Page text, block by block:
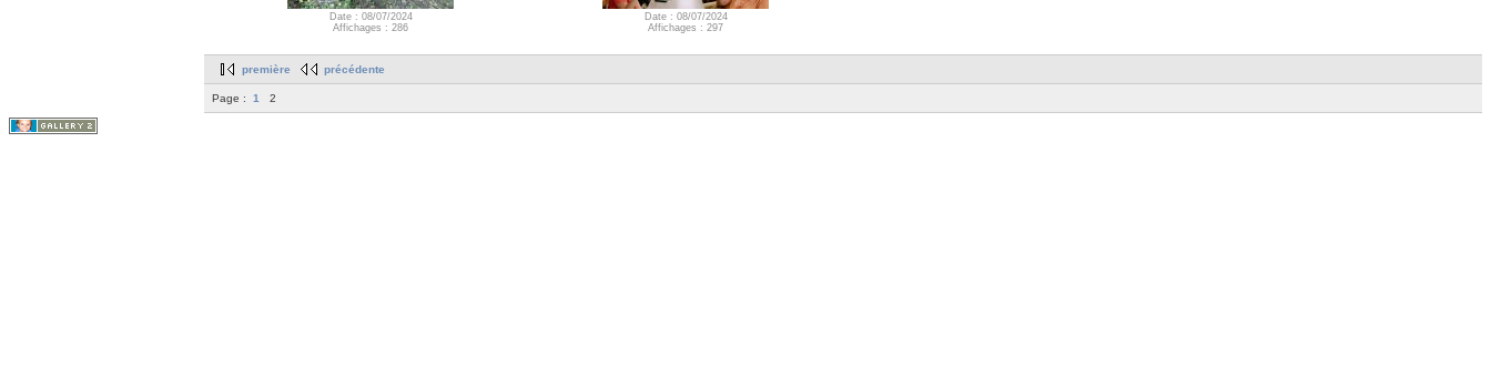
Date : 08/07/2024
Affichages : 286
Date : 08/07/2024
Affichages : 297
première précédente
Page : 1 2